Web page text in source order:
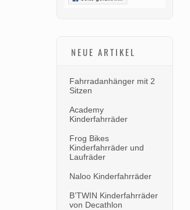
NEUE ARTIKEL
Fahrradanhänger mit 2
Sitzen
Academy
Kinderfahrräder
Frog Bikes
Kinderfahrräder und
Laufräder
Naloo Kinderfahrräder
B’TWIN Kinderfahrräder
von Decathlon